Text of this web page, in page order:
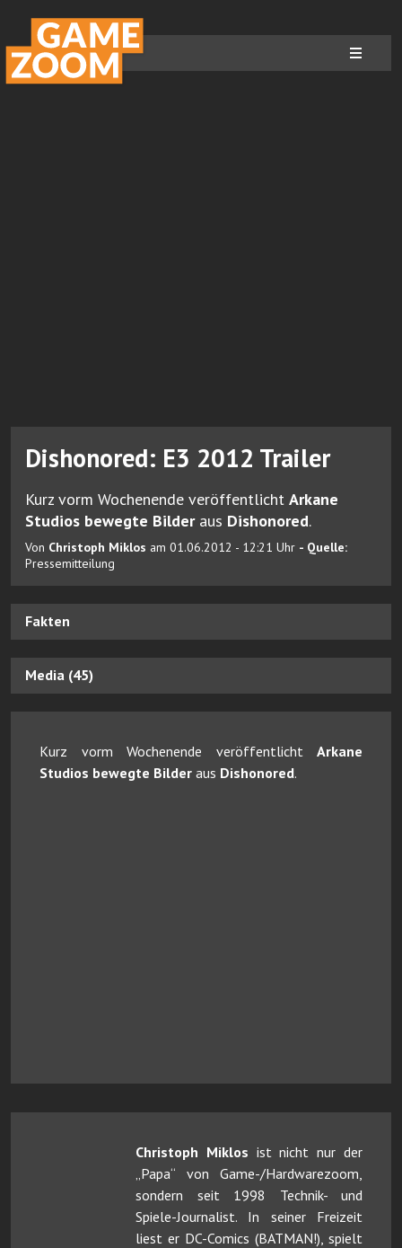
Dishonored: E3 2012 Trailer
Kurz vorm Wochenende veröffentlicht Arkane
Studios bewegte Bilderaus Dishonored.
Von Christoph Miklos am 01.06.2012 - 12:21 Uhr - Quelle:
Pressemitteilung
Fakten
Media (45)
Kurz vorm Wochenende veröffentlicht Arkane
Studios bewegte Bilder aus Dishonored.
Christoph Miklos ist nicht nur der
„Papa“ von Game-/Hardwarezoom,
sondern seit 1998 Technik- und
Spiele-Journalist. In seiner Freizeit
liest er DC-Comics (BATMAN!), spielt